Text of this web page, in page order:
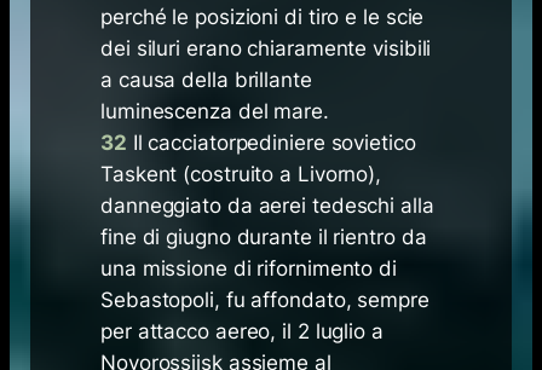
perché le posizioni di tiro e le scie
dei siluri erano chiaramente visibili
a causa della brillante
luminescenza del mare.
32 Il cacciatorpediniere sovietico
Taskent (costruito a Livorno),
danneggiato da aerei tedeschi alla
fine di giugno durante il rientro da
una missione di rifornimento di
Sebastopoli, fu affondato, sempre
per attacco aereo, il 2 luglio a
Novorossijsk assieme al